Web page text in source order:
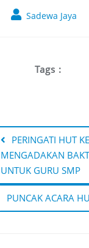
Sadewa Jaya
Tags :
PERINGATI HUT
MENGADAKAN
UNTUK GURU SMP
PUNCAK ACARA